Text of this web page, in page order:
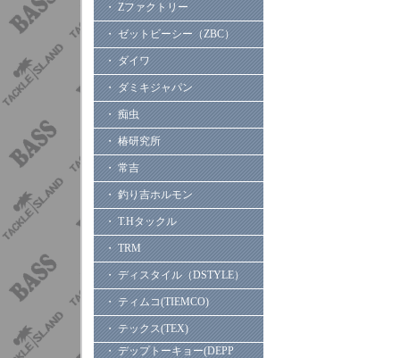
・ Zファクトリー
・ ゼットビーシー（ZBC）
・ ダイワ
・ ダミキジャパン
・ 痴虫
・ 椿研究所
・ 常吉
・ 釣り吉ホルモン
・ T.Hタックル
・ TRM
・ ディスタイル（DSTYLE）
・ ティムコ(TIEMCO)
・ テックス(TEX)
・ デップトーキョー(DEPP